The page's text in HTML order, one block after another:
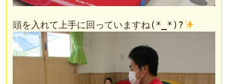
頭を入れて上手に回っていますね(*_*)?